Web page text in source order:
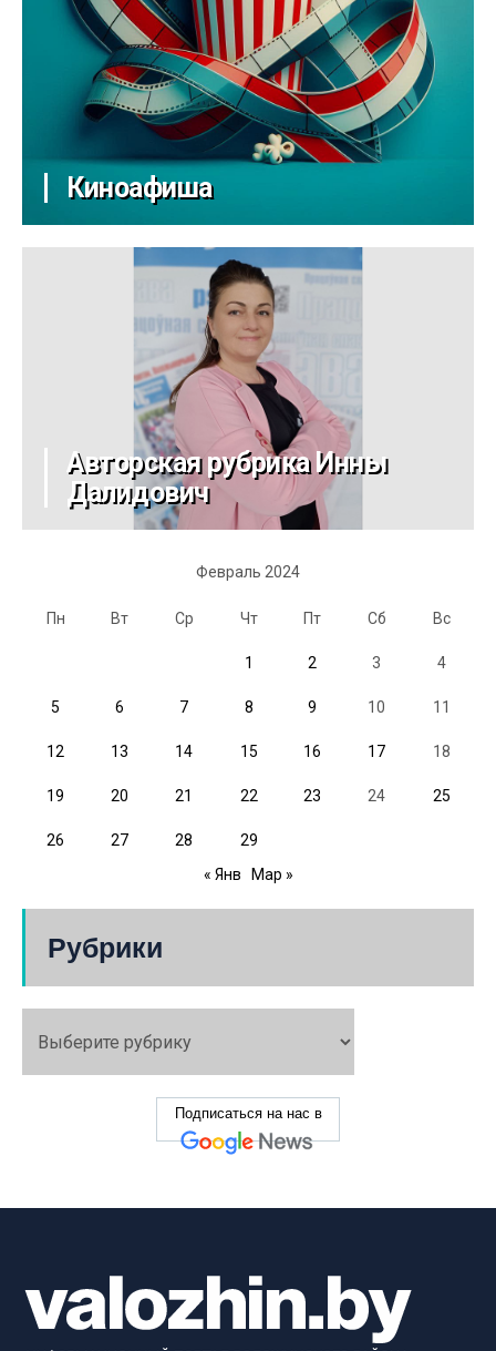
Киноафиша
Авторская рубрика Инны
Далидович
Февраль 2024
Пн Вт Ср Чт Пт Сб Вс
1 2 3 4
5 6 7 8 9 10 11
12 13 14 15 16 17 18
19 20 21 22 23 24 25
26 27 28
29
« Янв
Мар »
Рубрики
Подписаться на нас в